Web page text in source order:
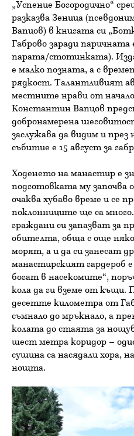
„Успение Богородично“
разказва Зеница
Вапцов) в книгата си
Габрово заради
парата/стотинката).
е малко позната, а с
рядкост. Талантливият
местните нрави от
Константин Вапцов
добронамерена
заслужава да видим и през
събитие е 15 август за
Ходенето на манастир е
подготовката му започва
очаква хубаво време и се
поклонниците ще са
граждани си запазват за
обителта, обща с още
морят, а и да си занесат
манастирският гардероб
богат в насекомите“,
кола да ги вземе от къщи.
десетте километра от
съмнало до мръкнало, а
колата до стаята за
шест метра коридор –
сушина са насядали хора,
нощта.